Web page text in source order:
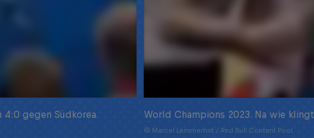
gegen Südkorea. World Champions 2023. Na wie
© Marcel Lämmerhirt / Red Bull Content Pool